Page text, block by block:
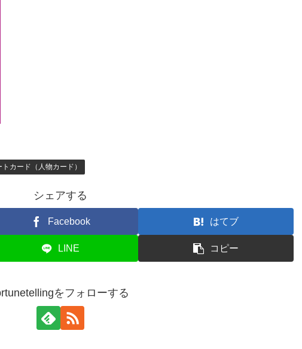
トカード（人物カード）
シェアする
Facebook はてブ
LINE コピー
をフォローする